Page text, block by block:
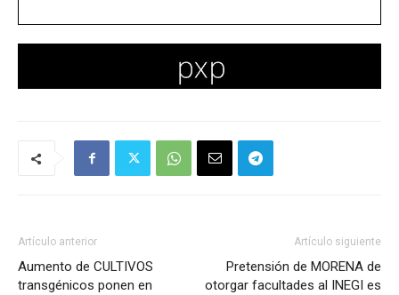
Artículo anterior
Aumento de CULTIVOS
transgénicos ponen en
Artículo siguiente
Pretensión de MORENA de
otorgar facultades al INEGI es